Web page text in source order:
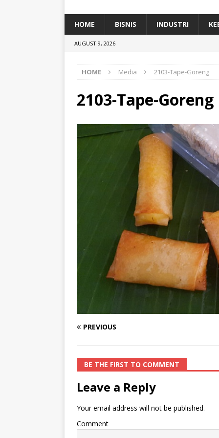
[ July 11, 2026 ] Dari Limbah ke Pakan
HOME BISNIS INDUSTRI
AUGUST 9, 2026
HOME Media 2103-Tape-Goreng
2103-Tape-Goreng
PREVIOUS
BE THE FIRST TO COMMENT
Leave a Reply
Your email address will not be published.
Comment